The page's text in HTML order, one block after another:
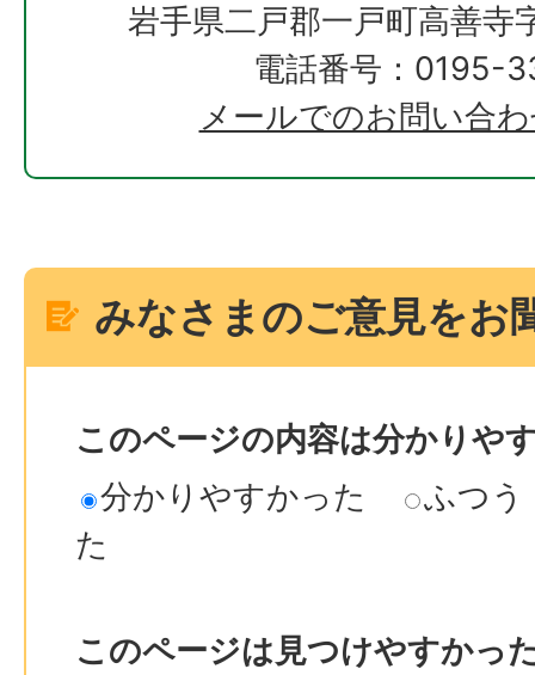
岩手県二戸郡一戸町高善寺
電話番号：0195-
メールでのお問い合
みなさまのご意見をお
このページの内容は分かりや
分かりやすかった
ふつう
た
このページは見つけやすかっ